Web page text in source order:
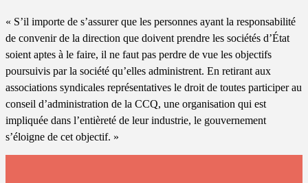
« S’il importe de s’assurer que les personnes ayant la responsabilité
de convenir de la direction que doivent prendre les sociétés d’État
soient aptes à le faire, il ne faut pas perdre de vue les objectifs
poursuivis par la société qu’elles administrent. En retirant aux
associations syndicales représentatives le droit de toutes participer au
conseil d’administration de la CCQ, une organisation qui est
impliquée dans l’entièreté de leur industrie, le gouvernement
s’éloigne de cet objectif. »